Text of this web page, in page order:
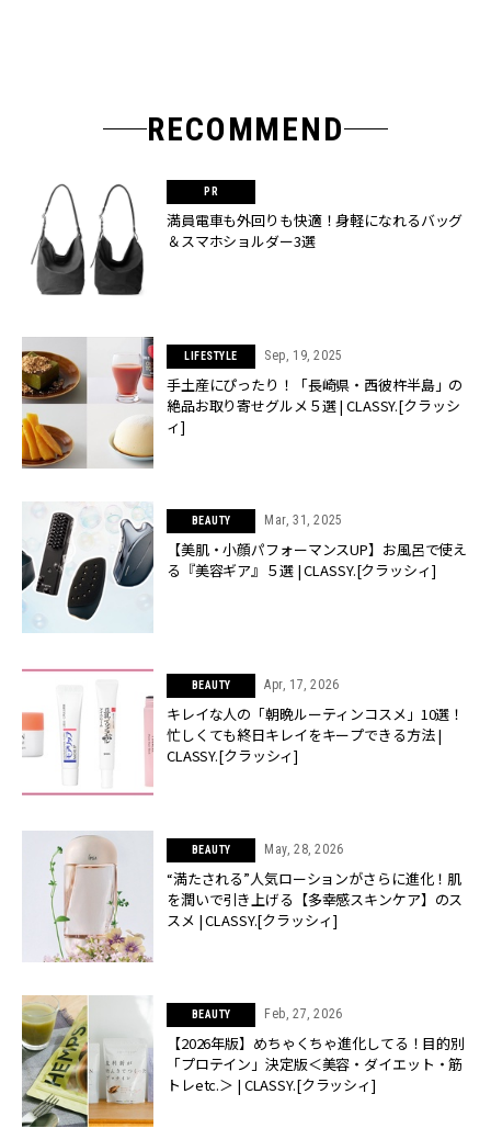
RECOMMEND
満員電車も外回りも快適！身軽になれるバッグ
＆スマホショルダー3選
LIFESTYLE Sep, 19, 2025
手土産にぴったり！「長崎県・西彼杵半島」の
絶品お取り寄せグルメ５選 | CLASSY.[クラッシ
ィ]
BEAUTY Mar, 31, 2025
【美肌・小顔パフォーマンスUP】お風呂で使え
る『美容ギア』５選 | CLASSY.[クラッシィ]
BEAUTY Apr, 17, 2026
キレイな人の「朝晩ルーティンコスメ」10選！
忙しくても終日キレイをキープできる方法 |
CLASSY.[クラッシィ]
BEAUTY May, 28, 2026
“満たされる”人気ローションがさらに進化！肌
を潤いで引き上げる【多幸感スキンケア】のス
スメ | CLASSY.[クラッシィ]
BEAUTY Feb, 27, 2026
【2026年版】めちゃくちゃ進化してる！目的別
「プロテイン」決定版＜美容・ダイエット・筋
トレetc.＞ | CLASSY.[クラッシィ]